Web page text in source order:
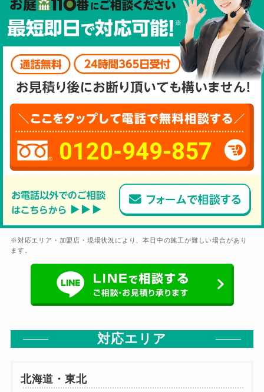
0120-949-857
※対応エリア・加盟店・現場状況により、本日中の施工が難しい場合があり
ます。
対応エリア
北海道・東北